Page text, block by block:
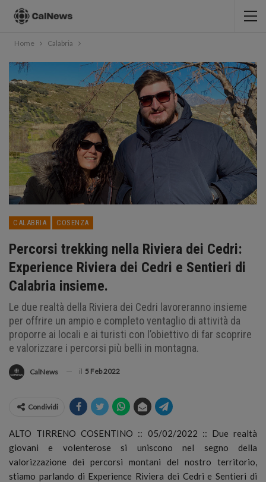
Home Calabria
CALABRIA COSENZA
Percorsi trekking nella Riviera dei Cedri:
Experience Riviera dei Cedri e Sentieri di
Calabria insieme.
Le due realtà della Riviera dei Cedri lavoreranno insieme
per offrire un ampio e completo ventaglio di attività da
proporre ai locali e ai turisti con l’obiettivo di far scoprire
e valorizzare i percorsi più belli in montagna.
CalNews il 5 Feb 2022
Condividi
ALTO TIRRENO COSENTINO :: 05/02/2022 :: Due realtà
giovani e volenterose si uniscono nel segno della
valorizzazione dei percorsi montani del nostro territorio,
stiamo parlando di Experience Riviera dei Cedri e Sentieri di